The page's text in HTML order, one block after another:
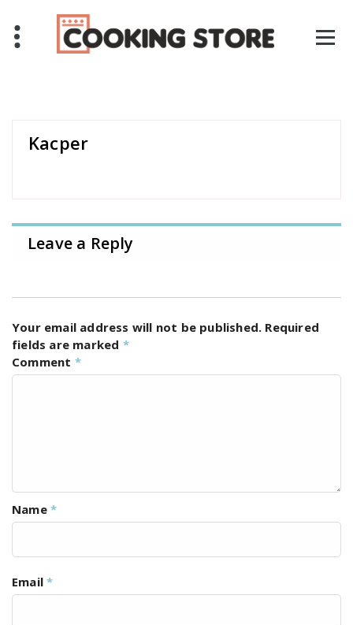
content
Kacper
Leave a Reply
Your email address will not be published. Required
fields are marked *
Comment *
Name *
Email*